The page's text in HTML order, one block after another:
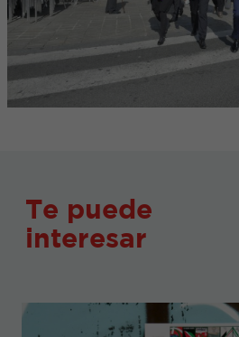
Te puede
interesar